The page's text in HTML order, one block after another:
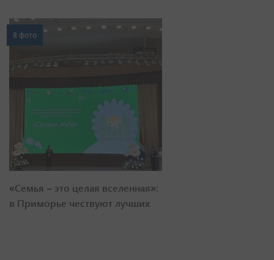
8 фото
«Семья – это целая вселенная»:
в Приморье чествуют лучших